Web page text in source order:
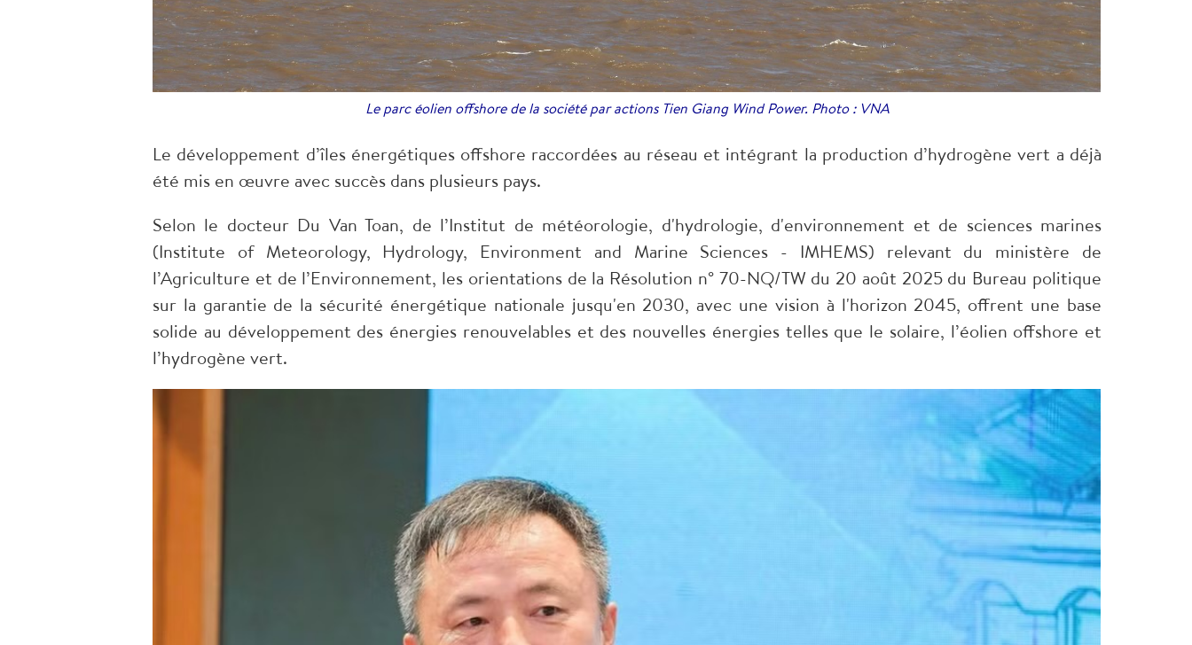
Le parc éolien offshore de la société par actions Tien Giang Wind Power. Photo : VNA
Le développement d’îles énergétiques offshore raccordées au réseau et intégrant la production d’hydrogène vert a déjà
été mis en œuvre avec succès dans plusieurs pays.
Selon le docteur Du Van Toan, de l’Institut de météorologie, d'hydrologie, d'environnement et de sciences marines
(Institute of Meteorology, Hydrology, Environment and Marine Sciences - IMHEMS) relevant du ministère de
l’Agriculture et de l’Environnement, les orientations de la Résolution n° 70-NQ/TW du 20 août 2025 du Bureau politique
sur la garantie de la sécurité énergétique nationale jusqu'en 2030, avec une vision à l'horizon 2045, offrent une base
solide au développement des énergies renouvelables et des nouvelles énergies telles que le solaire, l’éolien offshore et
l’hydrogène vert.